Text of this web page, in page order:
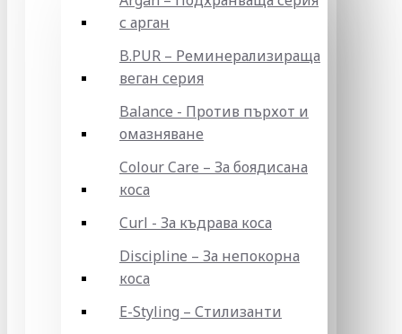
с арган
B.PUR – Реминерализираща
веган серия
Balance - Против пърхот и
омазняване
Colour Care – За боядисана
коса
Curl - За къдрава коса
Discipline – За непокорна
коса
E-Styling – Стилизанти